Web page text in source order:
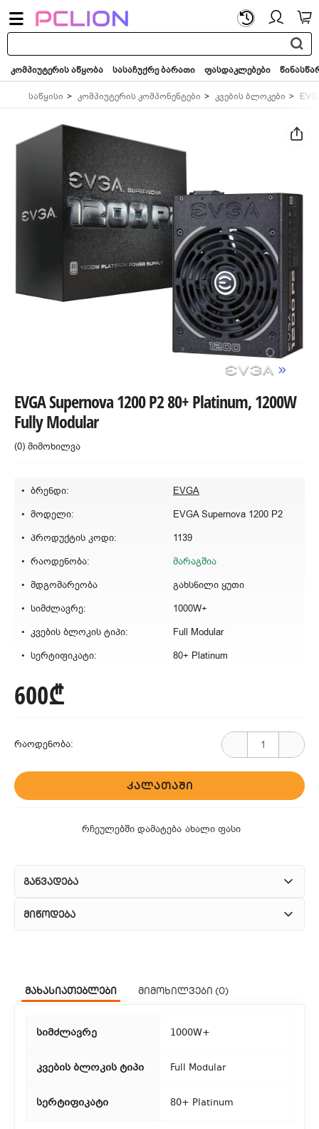
საძიებო
სიტყვა...
კომპიუტერის აწყობა სასაჩუქრე ბარათი ფასდაკლებები
საწყისი კომპიუტერის კომპონენტები კვების ბლოკები
EVGA Supernova 1200 P2 80+ Platinum, 1200W
Fully Modular
(0) მიმოხილვა
ბრენდი:
EVGA
მოდელი:
EVGA Supernova 1200 P2
პროდუქტის კოდი:
1139
რაოდენობა:
მარაგშია
მდგომარეობა
გახსნილი ყუთი
სიმძლავრე:
1000W+
კვების ბლოკის ტიპი:
Full Modular
სერტიფიკატი:
80+ Platinum
600₾
რაოდენობა:
ᲙᲐᲚᲐᲗᲐᲨᲘ
რჩეულებში დამატება ახალი ფასი
განვადება
მიწოდება
თბილისის მასშტაბით.
აიღოთ თქვენი შეკვეთა ჩვენი ფილიალიდან.
3. საფოსტო მიწოდება
მახასიათებლები მიმოხილვები (0)
სიმძლავრე 1000W+
კვების ბლოკის ტიპი Full Modular
სერტიფიკატი 80+ Platinum